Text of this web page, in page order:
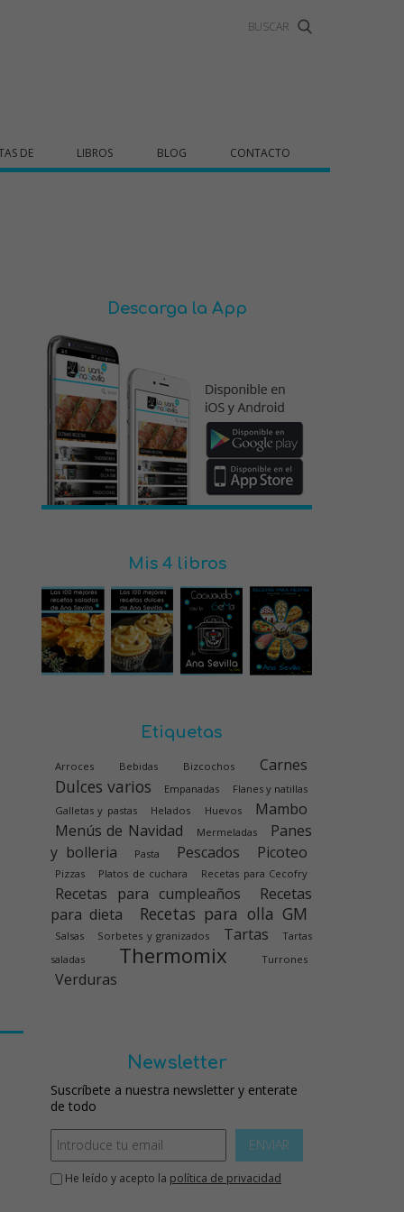
DE LIBROS BLOG CONTACTO
Descarga la App
Mis 4 libros
Etiquetas
Arroces Bebidas Bizcochos Carnes
Dulces varios Empanadas
Flanes y natillas
Galletas y pastas
Helados Huevos
Mambo
Menús de Navidad
Mermeladas
Panes
y bolleria
Pasta Pescados Picoteo
Pizzas Platos de cuchara Recetas para Cecofry
Recetas para cumpleaños
Recetas
para dieta
Recetas para olla GM
Salsas Sorbetes y granizados Tartas
Tartas
saladas
Thermomix Turrones
Verduras
Newsletter
Suscríbete a nuestra newsletter y enterate
de todo
ENVIAR
He leído y acepto la política de privacidad